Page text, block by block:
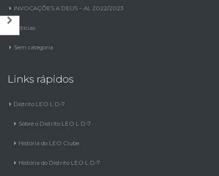
INVOCAÇÕES A DEUS – AL 2022/2023
Notícias
Sem categoria
Links rápidos
Distrito LEO L D-7
Sobre o Distrito LEO L D-7
História do LEO Clube
História do Distrito LEO L D-7